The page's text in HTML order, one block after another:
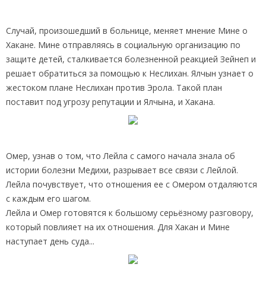
Случай, произошедший в больнице, меняет мнение Мине о
Хакане. Мине отправляясь в социальную организацию по
защите детей, сталкивается болезненной реакцией Зейнеп и
решает обратиться за помощью к Неслихан. Ялчын узнает о
жестоком плане Неслихан против Эрола. Такой план
поставит под угрозу репутации и Ялчына, и Хакана.
Омер, узнав о том, что Лейла с самого начала знала об
истории болезни Медихи, разрывает все связи с Лейлой.
Лейла почувствует, что отношения ее с Омером отдаляются
с каждым его шагом.
Лейла и Омер готовятся к большому серьёзному разговору,
который повлияет на их отношения. Для Хакан и Мине
наступает день суда...